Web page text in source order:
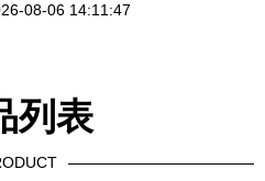
08-06 14:11:47
列表